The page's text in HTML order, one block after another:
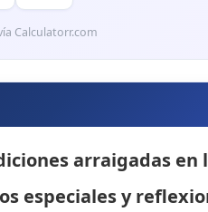
Calculatorr.com
arraigadas
especiales y